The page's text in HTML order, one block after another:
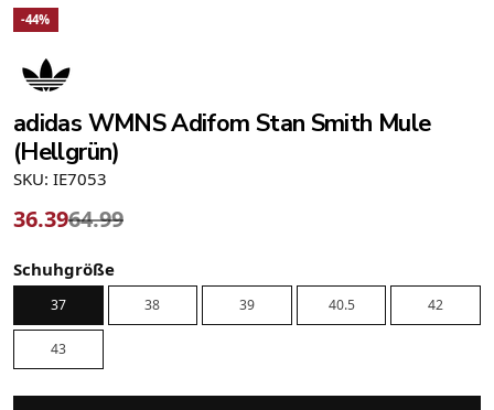
-44%
adidas WMNS Adifom Stan Smith Mule
(Hellgrün)
SKU: IE7053
36.3964.99
Schuhgröße
37 38 39 40.5 42
43